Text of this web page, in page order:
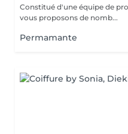
Constitué d'une équipe de
vous proposons de nomb...
Permamante